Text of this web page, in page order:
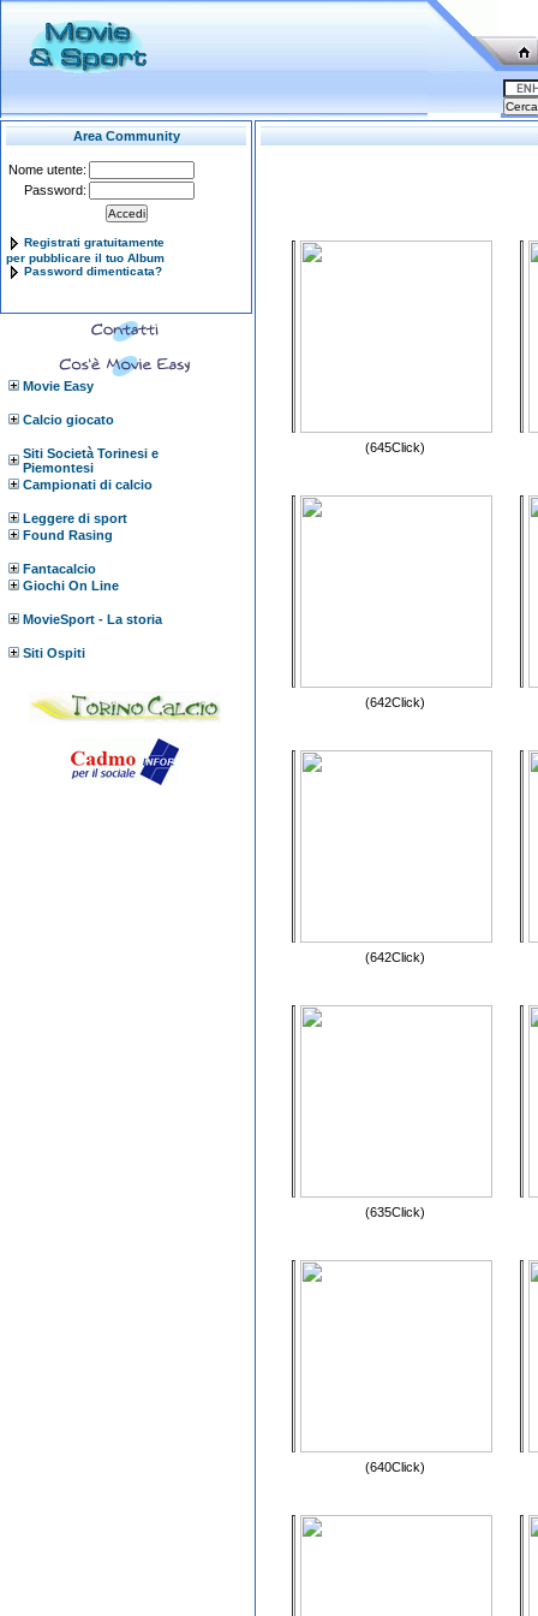
Area Community
Nome utente:
Password:
Registrati gratuitamente
per pubblicare il tuo Album
Password dimenticata?
Movie Easy
Calcio giocato
Siti Società Torinesi e
Piemontesi
Campionati di calcio
Leggere di sport
Found Rasing
Fantacalcio
Giochi On Line
MovieSport - La storia
Siti Ospiti
(645Click)
(642Click)
(642Click)
(635Click)
(640Click)